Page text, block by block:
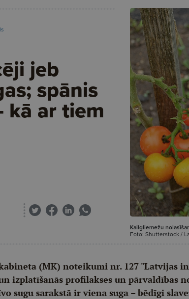
jeb
spānis
ar tiem
Kailgliemežu
Foto: Shutterstock /
(MK) noteikumi nr. 127 "Latvijas
izplatīšanās profilakses un pārvaldības
sugu sarakstā ir viena suga – bēdīgi